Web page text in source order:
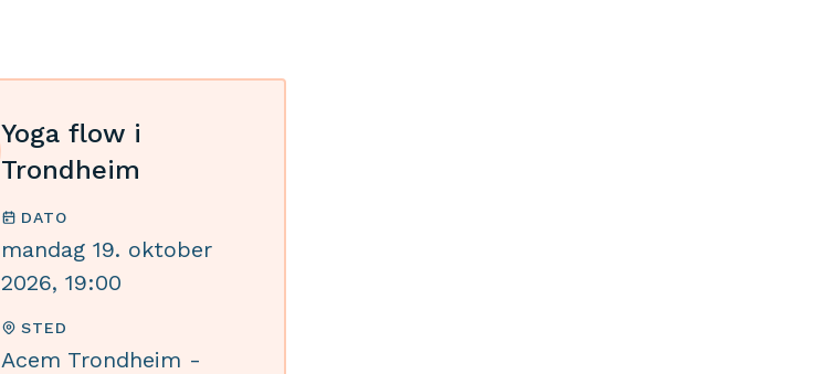
Yoga flow i
Trondheim
DATO
mandag 19. oktober
2026, 19:00
STED
Acem Trondheim -